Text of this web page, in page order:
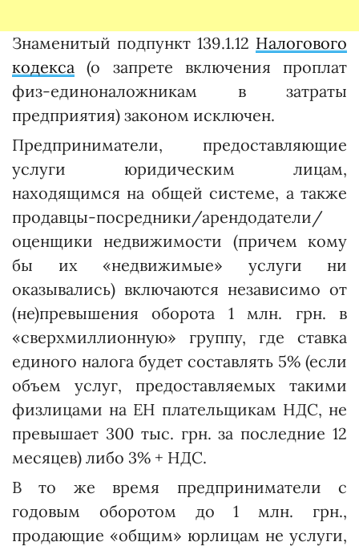
Знаменитый подпункт 139.1.12 Налогового
кодекса (о запрете включения проплат
физ-единоналожникам в затраты
предприятия) законом исключен.
Предприниматели, предоставляющие
услуги юридическим лицам,
находящимся на общей системе, а также
продавцы-посредники/арендодатели/
оценщики недвижимости (причем кому
бы их «недвижимые» услуги ни
оказывались) включаются независимо от
(не)превышения оборота 1 млн. грн. в
«сверхмиллионную» группу, где ставка
единого налога будет составлять 5% (если
объем услуг, предоставляемых такими
физлицами на ЕН плательщикам НДС, не
превышает 300 тыс. грн. за последние 12
месяцев) либо 3% + НДС.
В то же время предприниматели с
годовым оборотом до 1 млн. грн.,
продающие «общим» юрлицам не услуги,